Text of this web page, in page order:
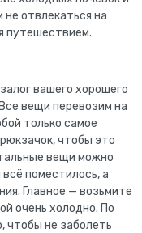
отвлекаться на
путешествием.
вашего хорошего
вещи перевозим на
только самое
чтобы это
вещи можно
поместилось, а
Главное — возьмите
очень холодно. По
чтобы не заболеть